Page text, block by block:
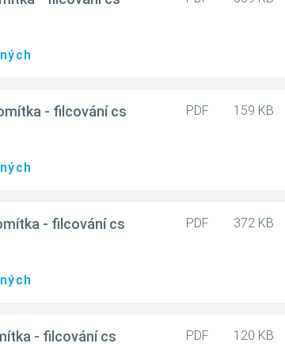
- filcování cs
PDF 159 KB
- filcování cs
PDF 372 KB
- filcování cs
PDF 120 KB